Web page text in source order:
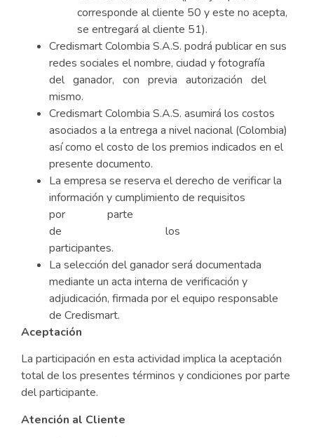
corresponde al cliente 50 y este no acepta,
se entregará al cliente 51).
Credismart Colombia S.A.S. podrá publicar en sus
redes sociales el nombre, ciudad y fotografía
del ganador, con previa autorización del
mismo.
Credismart Colombia S.A.S. asumirá los costos
asociados a la entrega a nivel nacional (Colombia)
así como el costo de los premios indicados en el
presente documento.
La empresa se reserva el derecho de verificar la
información y cumplimiento de requisitos
por parte
de los
participantes.
La selección del ganador será documentada
mediante un acta interna de verificación y
adjudicación, firmada por el equipo responsable
de Credismart.
Aceptación
La participación en esta actividad implica la aceptación
total de los presentes términos y condiciones por parte
del participante.
Atención al Cliente